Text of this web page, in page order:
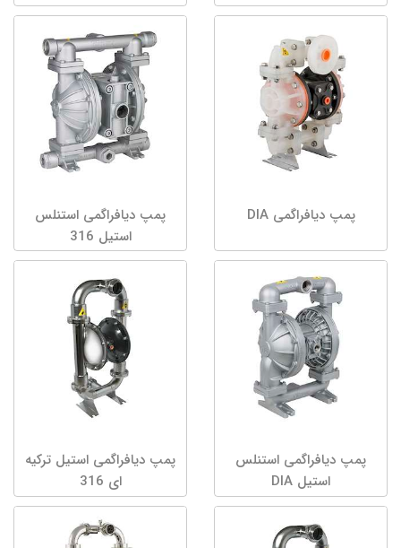
پمپ دیافراگمی DIA
پمپ دیافراگمی استنلس
استیل 316
پمپ دیافراگمی استنلس
استیل DIA
پمپ دیافراگمی استیل ترکیه
ای 316